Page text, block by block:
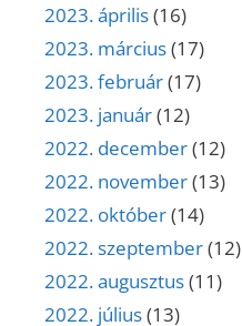
2023. április(16)
2023. március(17)
2023. február(17)
2023. január(12)
2022. december(12)
2022. november(13)
2022. október(14)
2022. szeptember(12)
2022. augusztus(11)
2022. július(13)